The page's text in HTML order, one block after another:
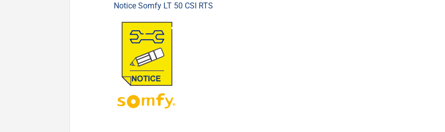
Notice Somfy LT 50 CSI RTS